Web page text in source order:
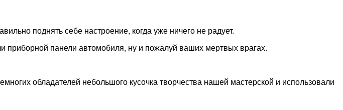
поднять себе настроение, когда уже ничего не радует.
приборной панели автомобиля, ну и пожалуй ваших мертвых врагах.
обладателей небольшого кусочка творчества нашей мастерской и использовали